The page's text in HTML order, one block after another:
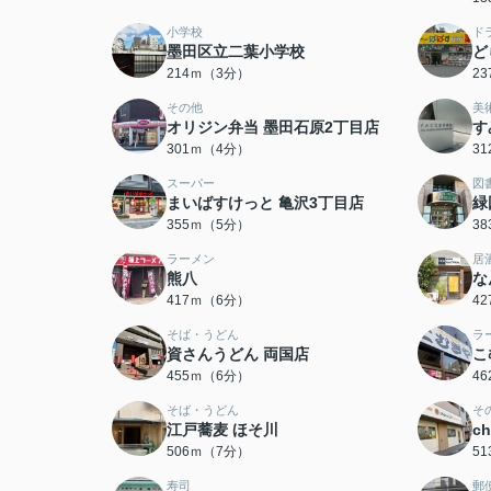
小学校
墨田区立二葉小学校
214ｍ（3分）
ド
その他
オリジン弁当 墨田石原2丁目店
301ｍ（4分）
美
す
スーパー
まいばすけっと 亀沢3丁目店
355ｍ（5分）
図
緑
ラーメン
熊八
417ｍ（6分）
居
な
そば・うどん
資さんうどん 両国店
455ｍ（6分）
ラ
そば・うどん
江戸蕎麦 ほそ川
506ｍ（7分）
そ
寿司 郵